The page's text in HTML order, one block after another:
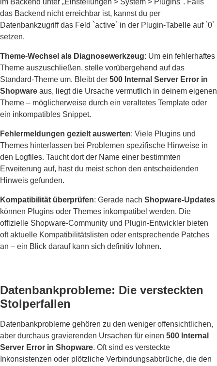
im Backend unter „Einstellungen > System > Plugins". Falls
das Backend nicht erreichbar ist, kannst du per
Datenbankzugriff das Feld `active` in der Plugin-Tabelle auf `0`
setzen.
Theme-Wechsel als Diagnosewerkzeug: Um ein fehlerhaftes
Theme auszuschließen, stelle vorübergehend auf das
Standard-Theme um. Bleibt der 500 Internal Server Error in
Shopware aus, liegt die Ursache vermutlich in deinem eigenen
Theme – möglicherweise durch ein veraltetes Template oder
ein inkompatibles Snippet.
Fehlermeldungen gezielt auswerten: Viele Plugins und
Themes hinterlassen bei Problemen spezifische Hinweise in
den Logfiles. Taucht dort der Name einer bestimmten
Erweiterung auf, hast du meist schon den entscheidenden
Hinweis gefunden.
Kompatibilität überprüfen: Gerade nach Shopware-Updates
können Plugins oder Themes inkompatibel werden. Die
offizielle Shopware-Community und Plugin-Entwickler bieten
oft aktuelle Kompatibilitätslisten oder entsprechende Patches
an – ein Blick darauf kann sich definitiv lohnen.
Datenbankprobleme: Die versteckten
Stolperfallen
Datenbankprobleme gehören zu den weniger offensichtlichen,
aber durchaus gravierenden Ursachen für einen 500 Internal
Server Error in Shopware. Oft sind es versteckte
Inkonsistenzen oder plötzliche Verbindungsabbrüche, die den